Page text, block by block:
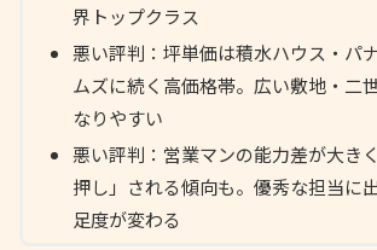
界トップクラス
悪い評判：坪単価は積水ハウス・パ
ムズに続く高価格帯。広い敷地・二
なりやすい
悪い評判：営業マンの能力差が大き
押し」される傾向も。優秀な担当に
足度が変わる